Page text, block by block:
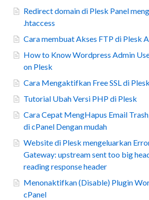
Redirect domain di Plesk Panel
.htaccess
Cara membuat Akses FTP di Plesk
How to Know Wordpress Admin
on Plesk
Cara Mengaktifkan Free SSL di
Tutorial Ubah Versi PHP di Plesk
Cara Cepat MengHapus Email
di cPanel Dengan mudah
Website di Plesk mengeluarkan
Gateway: upstream sent too big
reading response header
Menonaktifkan (Disable) Plugin
cPanel